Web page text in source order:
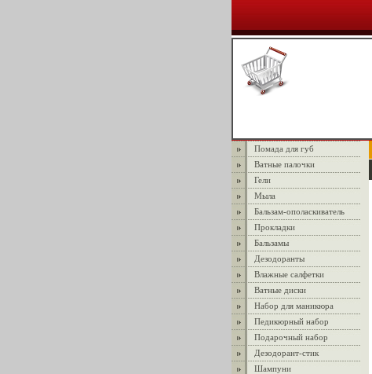
Помада для губ
Ватные палочки
Гели
Мыла
Бальзам-ополаскиватель
Прокладки
Бальзамы
Дезодоранты
Влажные салфетки
Ватные диски
Набор для маникюра
Педикюрный набор
Подарочный набор
Дезодорант-стик
Шампуни